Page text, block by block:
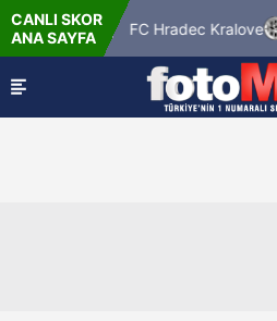
CANLI SKOR
ANA SAYFA
Tromso IL FC Hradec Kralove